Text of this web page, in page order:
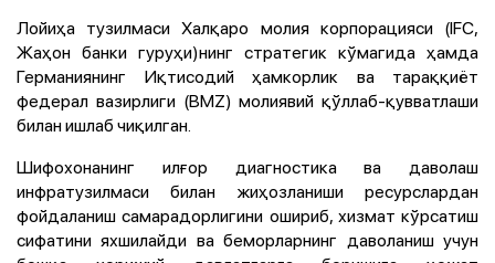
Лойиҳа тузилмаси Халқаро молия корпорацияси (IFC,
Жаҳон банки гуруҳи)нинг стратегик кўмагида ҳамда
Германиянинг Иқтисодий ҳамкорлик ва тараққиёт
федерал вазирлиги (BMZ) молиявий қўллаб-қувватлаши
билан ишлаб чиқилган.
Шифохонанинг илғор диагностика ва даволаш
инфратузилмаси билан жиҳозланиши ресурслардан
фойдаланиш самарадорлигини ошириб, хизмат кўрсатиш
сифатини яхшилайди ва беморларнинг даволаниш учун